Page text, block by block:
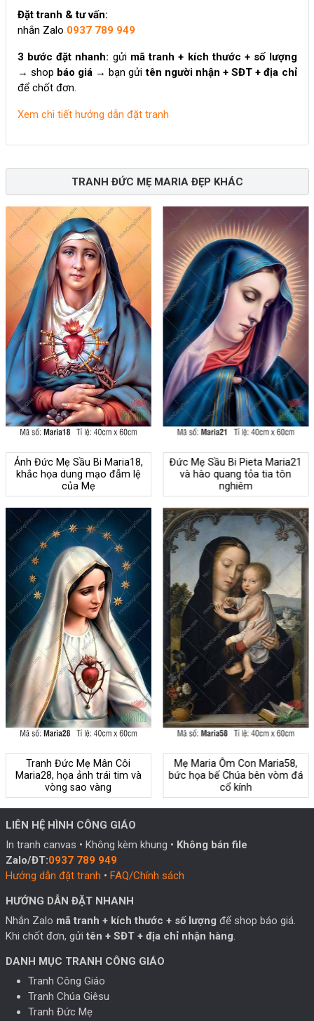
Đặt tranh & tư vấn:
nhắn Zalo 0937 789 949
3 bước đặt nhanh: gửi mã tranh + kích thước + số lượng
→ shop báo giá→ bạn gửitên người nhận + SĐT + địa chỉ
để chốt đơn.
Xem chi tiết hướng dẫn đặt tranh
TRANH ĐỨC MẸ MARIA ĐẸP KHÁC
Ảnh Đức Mẹ Sầu Bi Maria18,
khắc họa dung mạo đẫm lệ
của Mẹ
Đức Mẹ Sầu Bi Pieta Maria21
và hào quang tỏa tia tôn
nghiêm
Tranh Đức Mẹ Mân Côi
Maria28, họa ảnh trái tim và
vòng sao vàng
Mẹ Maria Ôm Con Maria58,
bức họa bế Chúa bên vòm đá
cổ kính
LIÊN HỆ HÌNH CÔNG GIÁO
In tranh canvas • Không kèm khung • Không bán file
Zalo/ĐT:0937 789 949
Hướng dẫn đặt tranh • FAQ/Chính sách
HƯỚNG DẪN ĐẶT NHANH
Nhắn Zalo mã tranh + kích thước + số lượng để shop báo giá.
Khi chốt đơn, gửi tên + SĐT + địa chỉ nhận hàng.
DANH MỤC TRANH CÔNG GIÁO
Tranh Công Giáo
Tranh Chúa Giêsu
Tranh Đức Mẹ